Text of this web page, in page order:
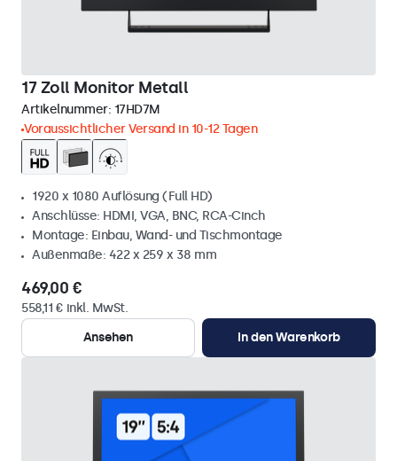
17 Zoll Monitor Metall
Artikelnummer: 17HD7M
Voraussichtlicher Versand in 10-12 Tagen
1920 x 1080 Auflösung (Full HD)
Anschlüsse: HDMI, VGA, BNC, RCA-Cinch
Montage: Einbau, Wand- und Tischmontage
Außenmaße: 422 x 259 x 38 mm
469,00 €
558,11 € inkl. MwSt.
Ansehen
In den Warenkorb